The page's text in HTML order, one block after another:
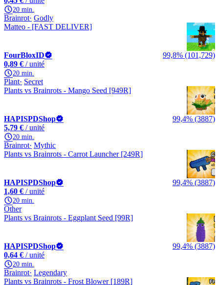
20 min.
Brainrot Godly
Matteo - [FAST DELIVER]
FourBloxID
99,8% (101,729)
0,89 € / unité
20 min.
Plant Secret
Plants vs Brainrots - Mango Seed [949R]
HAPISPDShop
99,4% (3887)
5,79 € / unité
20 min.
Brainrot Mythic
Plants vs Brainrots - Carrot Launcher [249R]
HAPISPDShop
99,4% (3887)
1,60 € / unité
20 min.
Other
Plants vs Brainrots - Eggplant Seed [99R]
HAPISPDShop
99,4% (3887)
0,64 € / unité
20 min.
Brainrot Legendary
Plants vs Brainrots - Frost Blower [189R]